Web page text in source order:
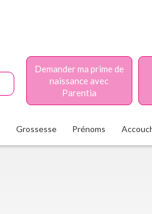
Demander ma prime de
naissance avec
Parentia
Grossesse Prénoms